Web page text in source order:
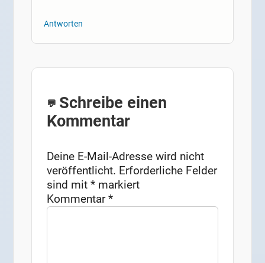
Antworten
Schreibe einen
Kommentar
Deine E-Mail-Adresse wird nicht
veröffentlicht. Erforderliche Felder
sind mit* markiert
Kommentar*